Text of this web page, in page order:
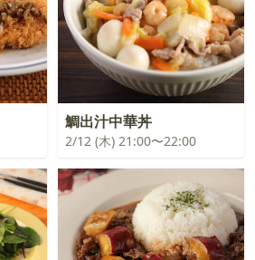
鯛出汁中華丼
2/12 (木) 21:00〜22:00